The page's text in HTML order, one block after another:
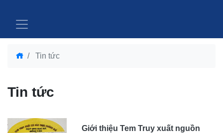
Tin tức
Tin tức
Giới thiệu Tem Truy xuất nguồn